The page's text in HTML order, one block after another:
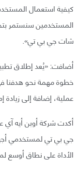
كيفية استعمال
المستخدمين سنستمر
شات جي بي تي».
أضافت: «يُعد إطلاق
خطوة مهمة نحو هدفنا
عملية، إضافة إلى زيادة
أكدت شركة أوبن أيه
جي بي تي لمستخدمي
الأداة على نطاق أوسع